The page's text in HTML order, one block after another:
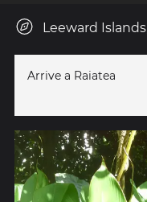
Leeward
Arrive a Raiatea